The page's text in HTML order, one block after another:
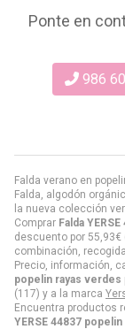
Falda verano en
Falda, algodón
la nueva colección
Comprar Falda
descuento por 55,93€
combinación,
Precio, información,
popelin rayas verdes
(117) y a la marca
Encuentra productos
YERSE 44837
Ponte en
986